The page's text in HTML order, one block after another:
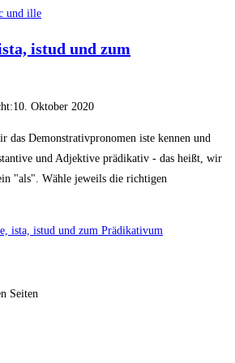
und ille
istud und zum
10. Oktober 2020
das Demonstrativpronomen iste kennen und
und Adjektive prädikativ - das heißt, wir
"als". Wähle jeweils die richtigen
ista, istud und zum Prädikativum
Seiten